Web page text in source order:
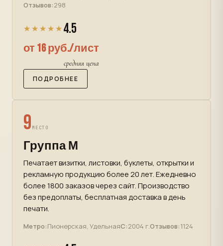
Отзывов:298
★★★★★ 4.5
от 16 руб./лист
средняя цена
ПОДРОБНЕЕ
9 МЕСТО
Группа М
Печатает визитки, листовки, буклеты, открытки и
рекламную продукцию более 20 лет. Ежедневно
более 1800 заказов через сайт. Производство
без предоплаты, бесплатная доставка в день
печати.
Метро:Пионерская, УдельнаяС:2004 г.Отзывов:1124